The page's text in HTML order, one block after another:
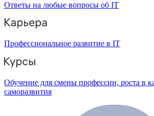
Ответы на любые вопросы об IT
Профессиональное развитие в IT
Обучение для смены профессии, роста в
саморазвития